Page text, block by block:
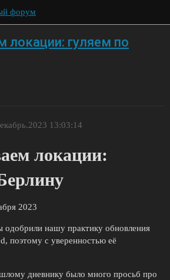
форум
локации: гуляем по
13:03:14
локации:
2023
нашу практику обновления
поэтому с уверенностью её
дневнику было много просьб про